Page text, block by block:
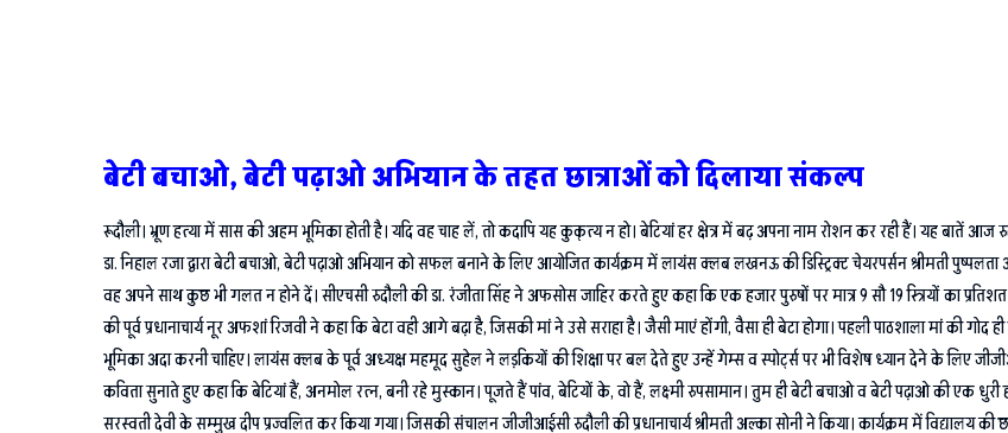
बेटी बचाओ, बेटी पढ़ाओ अभियान के तहत छात्राओं को दिलाया संकल्प
रूदौली। भ्रूण हत्या में सास की अहम भूमिका होती है। यदि वह चाह लें, तो कदापि यह कुकृत्य न हो। बेटियां हर क्षेत्र में बढ़ अपना नाम रोशन कर रही हैं। यह
डा. निहाल रजा द्वारा बेटी बचाओ, बेटी पढ़ाओ अभियान को सफल बनाने के लिए आयोजित कार्यक्रम में लायंस क्लब लखनऊ की डिस्ट्रिक्ट चेयरपर्सन श्रीमती
वह अपने साथ कुछ भी गलत न होने दें। सीएचसी रुदौली की डा. रंजीता सिंह ने अफसोस जाहिर करते हुए कहा कि एक हजार पुरुषों पर मात्र 9 सौ 19 स्त्रियों का
की पूर्व प्रधानाचार्य नूर अफशां रिजवी ने कहा कि बेटा वही आगे बढ़ा है, जिसकी मां ने उसे सराहा है। जैसी माएं होंगी, वैसा ही बेटा होगा। पहली पाठशाला मां की
भूमिका अदा करनी चाहिए। लायंस क्लब के पूर्व अध्यक्ष महमूद सुहेल ने लड़कियों की शिक्षा पर बल देते हुए उन्हें गेम्स व स्पोर्ट्स पर भी विशेष ध्यान देने के लिए
कविता सुनाते हुए कहा कि बेटियां हैं, अनमोल रत्न, बनी रहे मुस्कान। पूजते हैं पांव, बेटियों के, वो हैं, लक्ष्मी रुपसामान। तुम ही बेटी बचाओ व बेटी पढ़ाओ की एक धुरी
सरस्वती देवी के सम्मुख दीप प्रज्वलित कर किया गया। जिसकी संचालन जीजीआईसी रुदौली की प्रधानाचार्य श्रीमती अल्का सोनी ने किया। कार्यक्रम में विद्यालय